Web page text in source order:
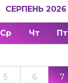
СЕРПЕНЬ 2026
Ср Чт Пт
5 6 7